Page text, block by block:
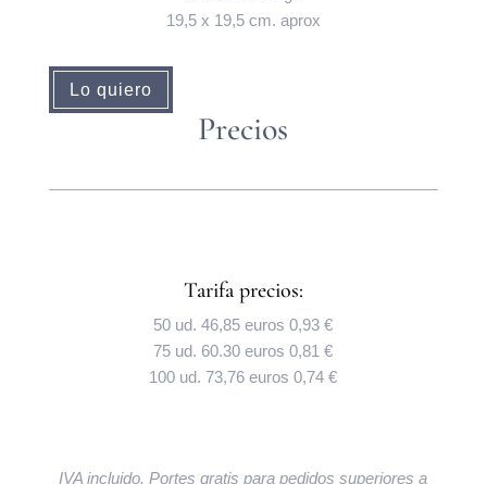
19,5 x 19,5 cm. aprox
Lo quiero
Precios
Tarifa precios:
50 ud. 46,85 euros 0,93 €
75 ud. 60.30 euros 0,81 €
100 ud. 73,76 euros 0,74 €
IVA incluido. Portes gratis para pedidos superiores a